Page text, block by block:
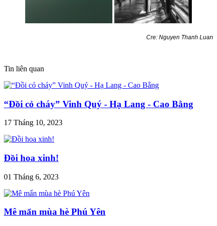
Cre: Nguyen Thanh Luan
Tin liên quan
“Đồi cỏ cháy” Vinh Quý - Hạ Lang - Cao Bằng
17 Tháng 10, 2023
Đồi hoa xinh!
01 Tháng 6, 2023
Mê mẩn mùa hè Phú Yên